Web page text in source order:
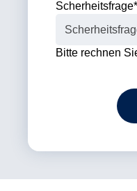
Scherheitsfrage*
Bitte rechnen